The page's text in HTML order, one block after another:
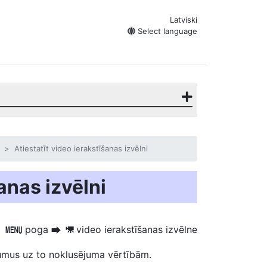
Latviski
Select language
Atiestatīt video ierakstīšanas izvēlni
izvēlni
G poga U 1 video ierakstīšanas izvēlne
uz to noklusējuma vērtībām.